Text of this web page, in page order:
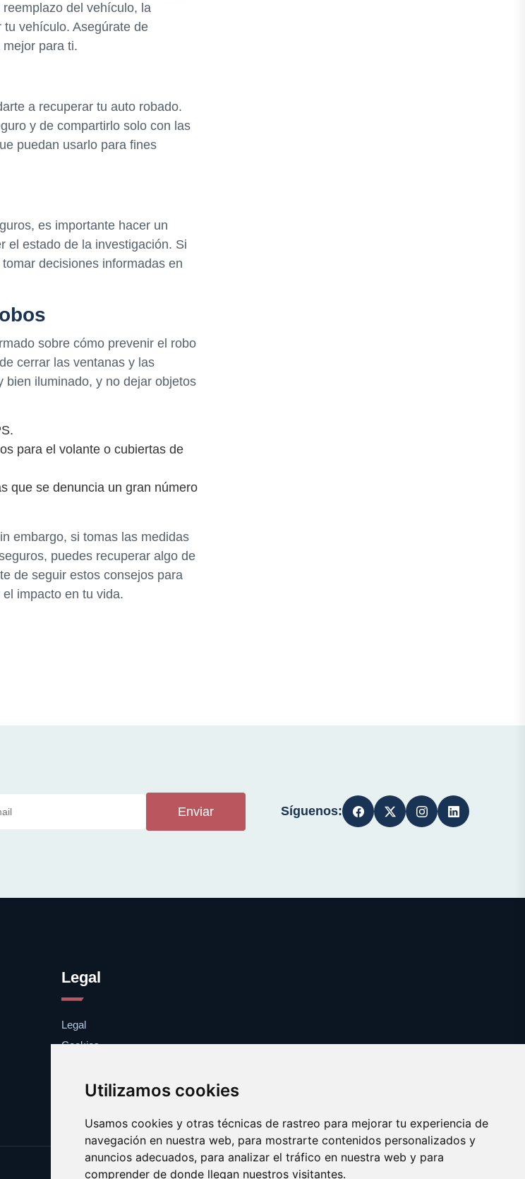
Utilizamos cookies
Usamos cookies y otras técnicas de rastreo para mejorar tu experiencia de
navegación en nuestra web, para mostrarte contenidos personalizados y
anuncios adecuados, para analizar el tráfico en nuestra web y para
comprender de donde llegan nuestros visitantes.
del vehículo, la
vehículo. Asegúrate de
para ti.
a recuperar tu auto robado.
y de compartirlo solo con las
puedan usarlo para fines
es importante hacer un
el estado de la investigación. Si
decisiones informadas en
sobre cómo prevenir el robo
cerrar las ventanas y las
bien iluminado, y no dejar objetos
para el volante o cubiertas de
que se denuncia un gran número
embargo, si tomas las medidas
puedes recuperar algo de
de seguir estos consejos para
impacto en tu vida.
Enviar Síguenos:
Legal
Legal
Cookies